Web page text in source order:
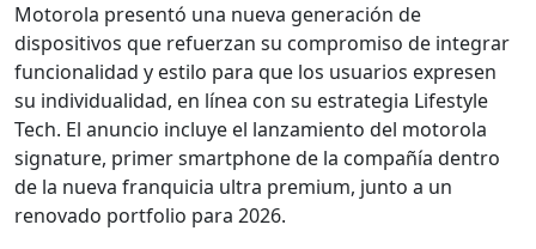
Motorola presentó una nueva generación de
dispositivos que refuerzan su compromiso de integrar
funcionalidad y estilo para que los usuarios expresen
su individualidad, en línea con su estrategia Lifestyle
Tech. El anuncio incluye el lanzamiento del motorola
signature, primer smartphone de la compañía dentro
de la nueva franquicia ultra premium, junto a un
renovado portfolio para 2026.